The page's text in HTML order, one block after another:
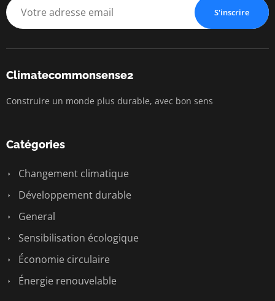
S'inscrire
Climatecommonsense2
Construire un monde plus durable, avec bon sens
Catégories
Changement climatique
Développement durable
General
Sensibilisation écologique
Économie circulaire
Énergie renouvelable